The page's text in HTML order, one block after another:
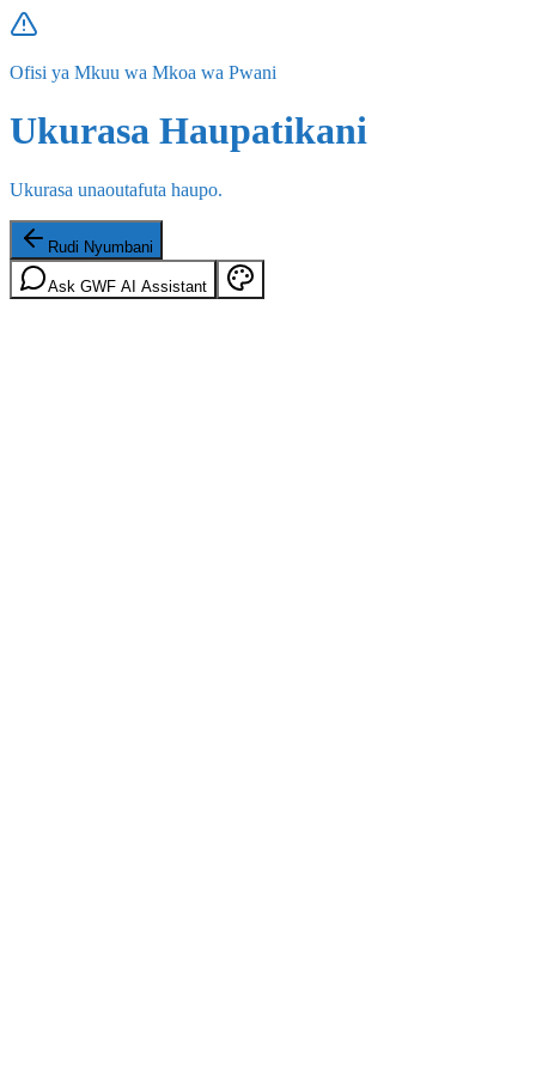
Ofisi ya Mkuu wa Mkoa wa Pwani
Ukurasa Haupatikani
Ukurasa unaoutafuta haupo.
Rudi Nyumbani
Ask GWF AI Assistant